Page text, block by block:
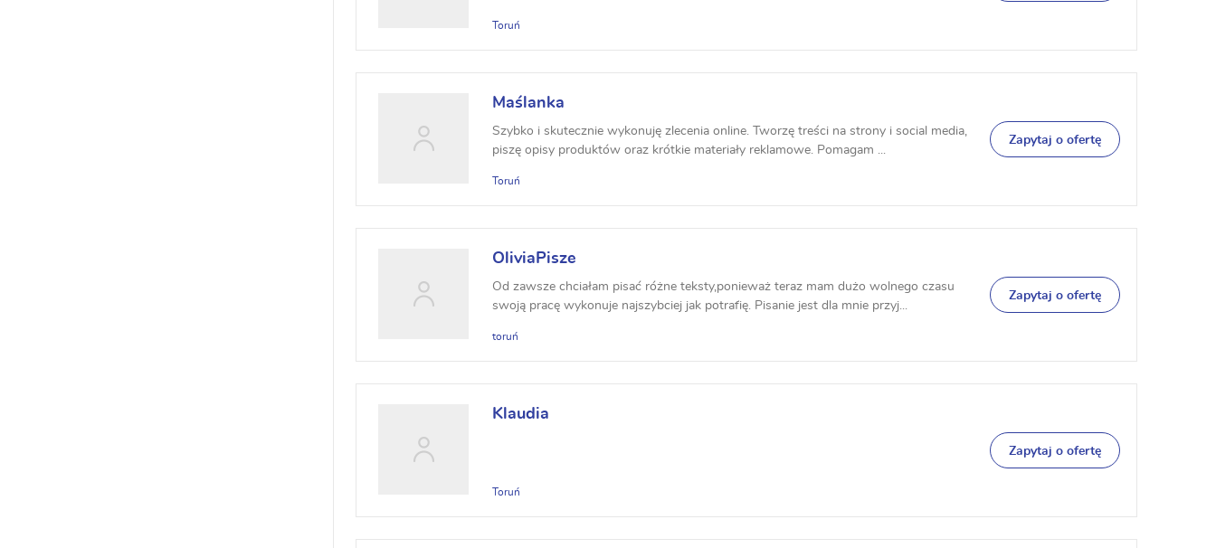
Toruń
Maślanka
Szybko i skutecznie wykonuję zlecenia online. Tworzę treści na strony i social media,
piszę opisy produktów oraz krótkie materiały reklamowe. Pomagam ...
Toruń
Zapytaj o ofertę
OliviaPisze
Od zawsze chciałam pisać różne teksty,ponieważ teraz mam dużo wolnego czasu
swoją pracę wykonuje najszybciej jak potrafię. Pisanie jest dla mnie przyj...
toruń
Zapytaj o ofertę
Klaudia
Toruń
Zapytaj o ofertę